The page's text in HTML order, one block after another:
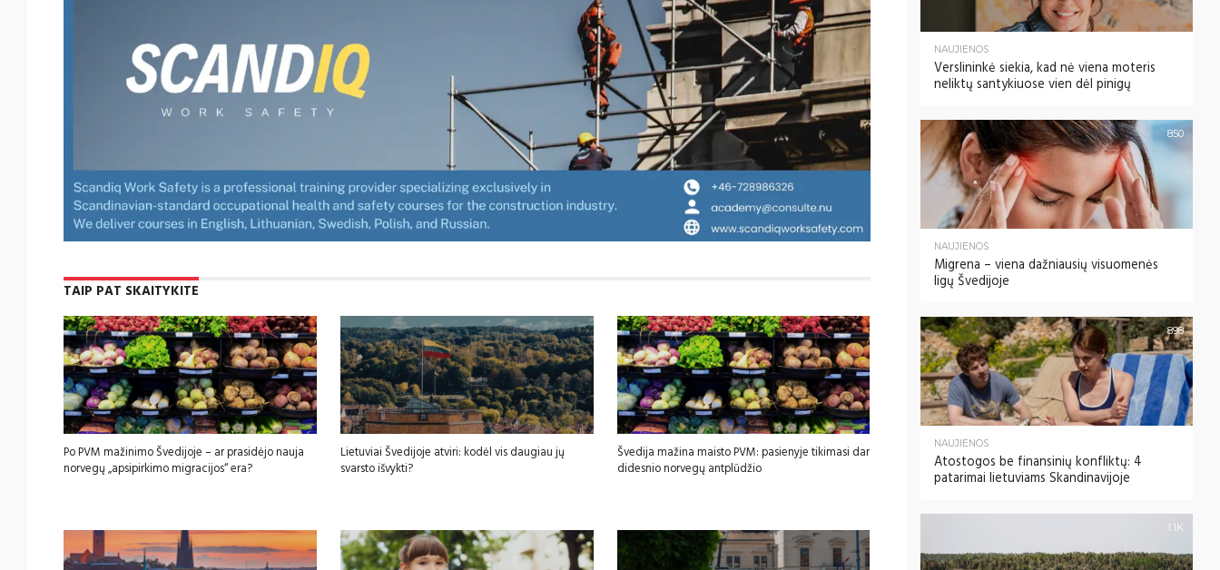
TAIP PAT SKAITYKITE
Po PVM mažinimo Švedijoje – ar prasidėjo nauja
norvegų „apsipirkimo migracijos“ era?
Lietuviai Švedijoje atviri: kodėl vis daugiau jų
svarsto išvykti?
Švedija mažina maisto PVM: pasienyje tikimasi dar
didesnio norvegų antplūdžio
NAUJIENOS
Verslininkė siekia, kad nė viena moteris
neliktų santykiuose vien dėl pinigų
850
NAUJIENOS
Migrena – viena dažniausių visuomenės
ligų Švedijoje
898
NAUJIENOS
Atostogos be finansinių konfliktų: 4
patarimai lietuviams Skandinavijoje
1.1K